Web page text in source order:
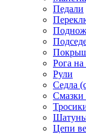
Педали
Рога
Рули
Седла
Смазки
Цепи